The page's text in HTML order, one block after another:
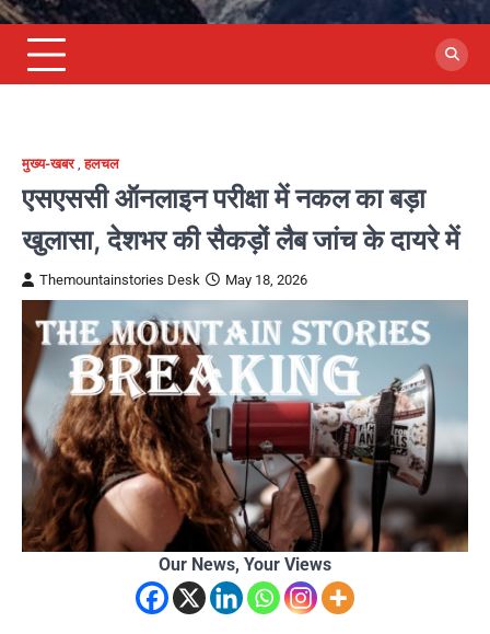
मुख्य-खबर,हलचल
एसएससी ऑनलाइन परीक्षा में नकल का बड़ा
खुलासा, देशभर की सैकड़ों लैब जांच के दायरे में
Themountainstories Desk May 18, 2026
Our News, Your Views